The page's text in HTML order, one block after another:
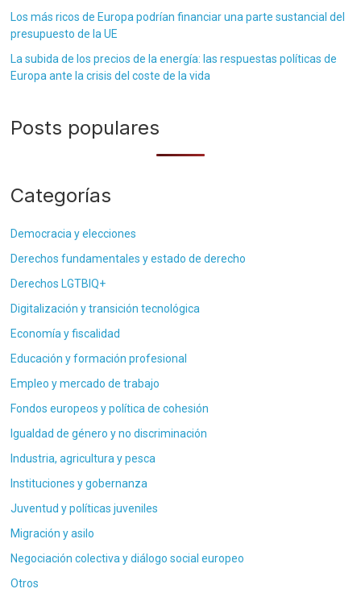
Los más ricos de Europa podrían financiar una parte sustancial del
presupuesto de la UE
La subida de los precios de la energía: las respuestas políticas de
Europa ante la crisis del coste de la vida
Posts populares
Categorías
Democracia y elecciones
Derechos fundamentales y estado de derecho
Derechos LGTBIQ+
Digitalización y transición tecnológica
Economía y fiscalidad
Educación y formación profesional
Empleo y mercado de trabajo
Fondos europeos y política de cohesión
Igualdad de género y no discriminación
Industria, agricultura y pesca
Instituciones y gobernanza
Juventud y políticas juveniles
Migración y asilo
Negociación colectiva y diálogo social europeo
Otros